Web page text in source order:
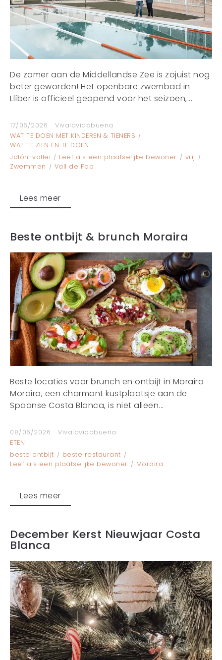
De zomer aan de Middellandse Zee is zojuist nog
beter geworden! Het openbare zwembad in
Llíber is officieel geopend voor het seizoen,...
17/06/2026
Vivalavidabuena
WAT TE DOEN MET KINDEREN & TIENERS
WAT TE ZIEN EN TE DOEN
Jalón-vallei
Leef als een plaatselijke bewoner
vrij
Zwemmen
Vall de Pop
Lees meer
Beste ontbijt & brunch Moraira
Beste locaties voor brunch en ontbijt in Moraira
Moraira, een charmant kustplaatsje aan de
Spaanse Costa Blanca, is niet alleen...
08/06/2026
Vivalavidabuena
ETEN
beste ontbijt
beste restaurant
Leef als een plaatselijke bewoner
Moraira
Lees meer
December Kerst Nieuwjaar Costa
Blanca